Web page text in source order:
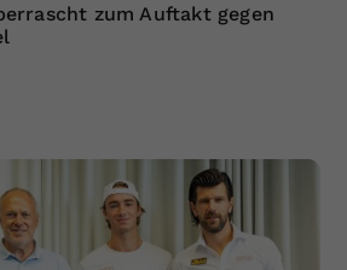
zum Auftakt gegen